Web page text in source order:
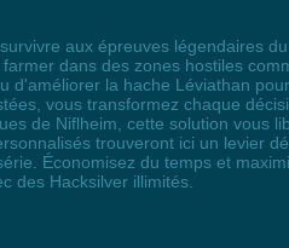
aux épreuves légendaires
dans des zones hostiles
la hache Léviathan
vous transformez chaque
de Niflheim, cette solution vous
trouveront ici un levier
Économisez du temps et
des Hacksilver illimités.